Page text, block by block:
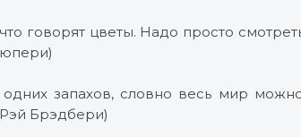
говорят цветы. Надо просто
запахов, словно весь мир можно
Брэдбери)